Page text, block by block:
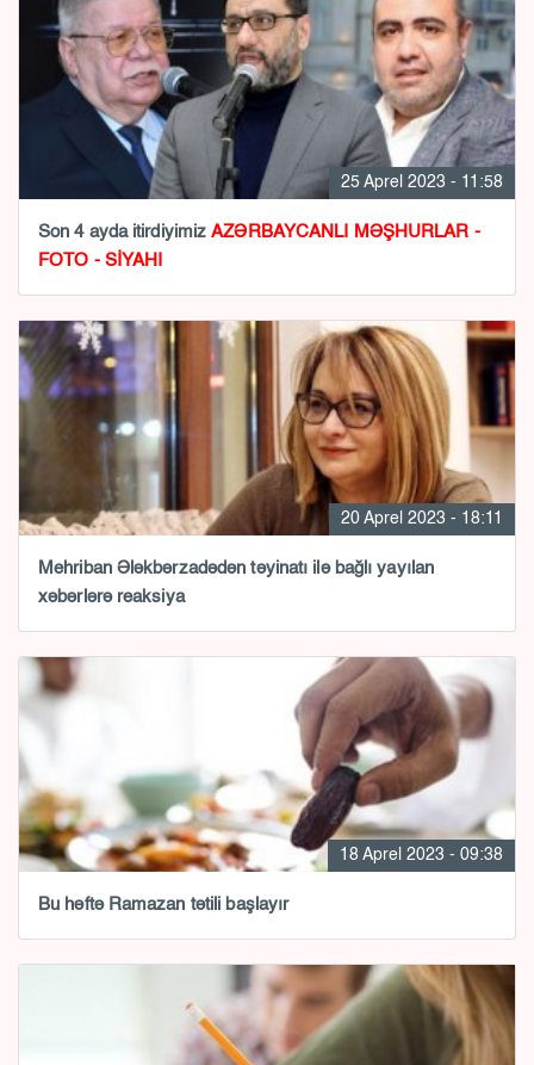
25 Aprel 2023 - 11:58
Son 4 ayda itirdiyimizAZƏRBAYCANLI MƏŞHURLAR -
FOTO - SİYAHI
20 Aprel 2023 - 18:11
Mehriban Ələkbərzadədən təyinatı ilə bağlı yayılan
xəbərlərə reaksiya
18 Aprel 2023 - 09:38
Bu həftə Ramazan tətili başlayır